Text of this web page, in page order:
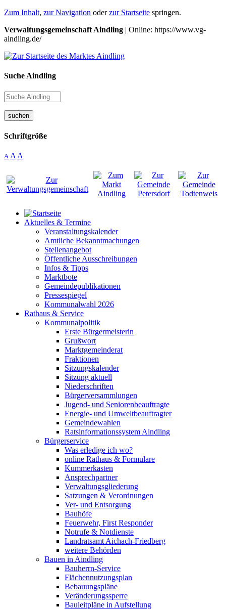
Zum Inhalt, zur Navigation oderzur Startseite springen.
Verwaltungsgemeinschaft Aindling | Online: https://www.vg-
aindling.de/
Suche Aindling
suchen
Schriftgröße
A A A
Aktuelles & Termine
Veranstaltungskalender
Amtliche Bekanntmachungen
Stellenangebot
Öffentliche Ausschreibungen
Infos & Tipps
Marktbote
Gemeindepublikationen
Pressespiegel
Kommunalwahl 2026
Rathaus & Service
Kommunalpolitik
Erste Bürgermeisterin
Grußwort
Marktgemeinderat
Fraktionen
Sitzungskalender
Sitzung aktuell
Niederschriften
Bürgerversammlungen
Jugend- und Seniorenbeauftragte
Energie- und Umweltbeauftragter
Gemeindewahlen
Ratsinformationssystem Aindling
Bürgerservice
Was erledige ich wo?
online Rathaus & Formulare
Kummerkasten
Ansprechpartner
Verwaltungsgliederung
Satzungen & Verordnungen
Ver- und Entsorgung
Bauhöfe
Feuerwehr, First Responder
Notrufe & Notdienste
Landratsamt Aichach-Friedberg
weitere Behörden
Bauen in Aindling
Bauherrn-Service
Flächennutzungsplan
Bebauungspläne
Veränderungssperre
Bauleitpläne in Aufstellung